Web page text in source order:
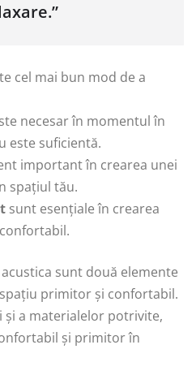
cel mai bun mod de a
necesar în momentul în
este suficientă.
important în crearea unei
spațiul tău.
sunt esențiale în crearea
sunt două elemente
primitor și confortabil.
și a materialelor potrivite,
și primitor în